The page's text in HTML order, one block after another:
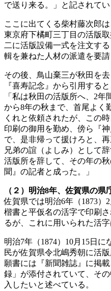
で送り来る。」と記されてい
ここに出てくる柴村藤次郎
東京府下橘町三丁目の活版
二に活版設備一式を注文す
輯を兼ねた人材の派遣を要請
その後、鳥山棄三が秋田を
『喜寿記念』から引用すると
「私は秋田の活版所へ、2
から8年の秋まで、首尾よく
くれと依頼されたが、この
印刷の御用を勤め、傍ら『
で、是非帰って援けろと、
兄弟の誼（よしみ）として
活版所を辞して、その年の
聞』の記者と成った。」
（２）明治8年、佐賀県の県
佐賀県では明治6年（1873）
楷書と平仮名の活字で印刷
るが、これに用いられた活
明治7年（1874）10月15日
民が佐賀県令北嶋秀朝に活
願書には『新聞雑誌』に掲
録」が添付されていて、そ
入したいと述べている。